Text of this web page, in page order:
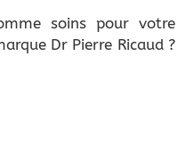
soins pour votre
Dr Pierre Ricaud ?